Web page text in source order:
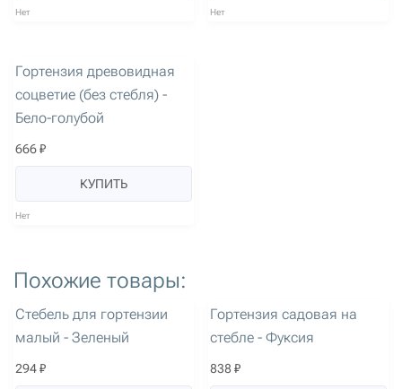
Нет Нет
Гортензия древовидная
соцветие (без стебля) -
Бело-голубой
666 ₽
КУПИТЬ
Нет
Похожие товары:
артикул: 1022
Стебель для гортензии
малый - Зеленый
294 ₽
Гортензия садовая на
стебле - Фуксия
838 ₽